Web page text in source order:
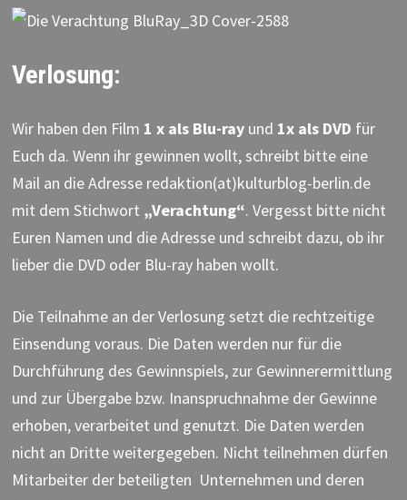
Verlosung:
Wir haben den Film 1 x als Blu-rayund 1x als DVD für
Euch da. Wenn ihr gewinnen wollt, schreibt bitte eine
Mail an die Adresse redaktion(at)kulturblog-berlin.de
mit dem Stichwort „Verachtung“. Vergesst bitte nicht
Euren Namen und die Adresse und schreibt dazu, ob ihr
lieber die DVD oder Blu-ray haben wollt.
Die Teilnahme an der Verlosung setzt die rechtzeitige
Einsendung voraus. Die Daten werden nur für die
Durchführung des Gewinnspiels, zur Gewinnerermittlung
und zur Übergabe bzw. Inanspruchnahme der Gewinne
erhoben, verarbeitet und genutzt. Die Daten werden
nicht an Dritte weitergegeben. Nicht teilnehmen dürfen
Mitarbeiter der beteiligten Unternehmen und deren